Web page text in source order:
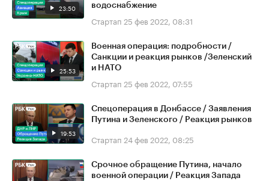
23:50
водоснабжение
Стартап 25 фев 2022, 08:31
25:53
Военная операция: подробности /
Санкции и реакция рынков /Зеленский
и НАТО
Стартап 25 фев 2022, 07:55
19:53
Спецоперация в Донбассе / Заявления
Путина и Зеленского / Реакция рынков
Стартап 24 фев 2022, 08:25
Срочное обращение Путина, начало
военной операции / Реакция Запада